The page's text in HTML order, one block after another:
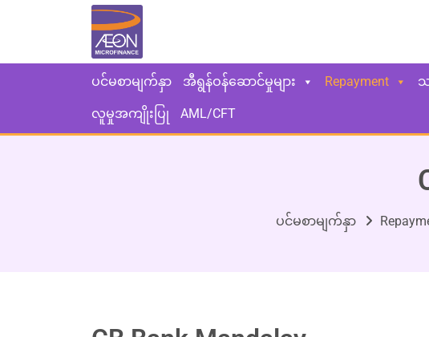
ပင်မစာမျက်နှာ အီရွန်ဝန်ဆောင်မှုများ Repayment
လူမှုအကျိုးပြု AML/CFT
ပင်မစာမျက်နှာ